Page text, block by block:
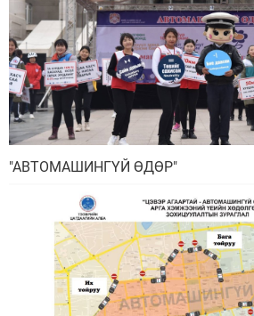
"АВТОМАШИНГҮЙ ӨДӨР"